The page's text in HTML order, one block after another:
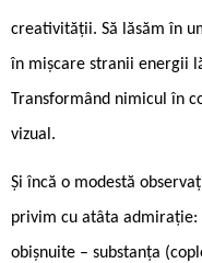
creativității. Să lăsăm în
în mișcare stranii energii
Transformând nimicul în
vizual.
Și încă o modestă
privim cu atâta admirație:
obișnuite – substanța